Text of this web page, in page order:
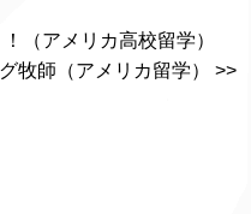
（アメリカ高校留学）
牧師（アメリカ留学） >>